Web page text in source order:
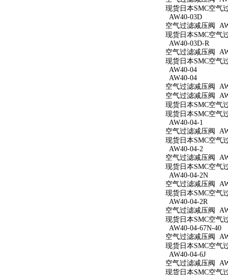
现货日本SMC空气
AW40-03D
空气过滤减压阀
现货日本SMC空气
AW40-03D-R
空气过滤减压阀
现货日本SMC空气
AW40-04
AW40-04
空气过滤减压阀
空气过滤减压阀
现货日本SMC空气
现货日本SMC空气
AW40-04-1
空气过滤减压阀
现货日本SMC空气
AW40-04-2
空气过滤减压阀
现货日本SMC空气
AW40-04-2N
空气过滤减压阀
现货日本SMC空气
AW40-04-2R
空气过滤减压阀
现货日本SMC空气
AW40-04-67N-40
空气过滤减压阀
现货日本SMC空气
AW40-04-6J
空气过滤减压阀
现货日本SMC空气